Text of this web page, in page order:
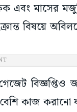
এবং মাসের
বিষয়ে
বিজ্ঞপ্তিও
কাজ করানো